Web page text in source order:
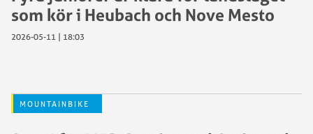
som kör i Heubach och Nove Mesto
2026-05-11 | 18:03
MOUNTAINBIKE